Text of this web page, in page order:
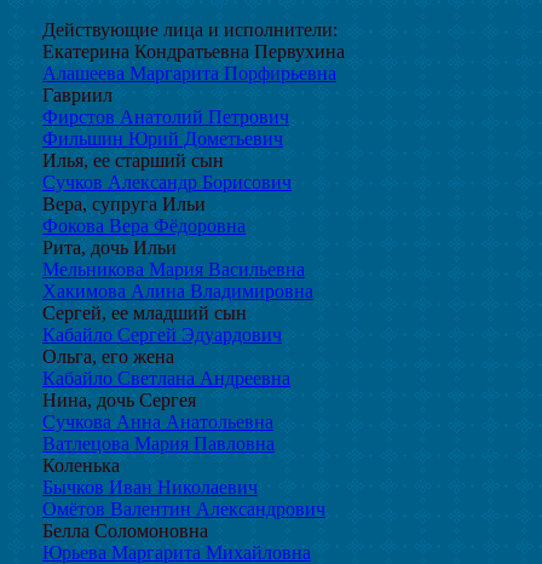
Действующие лица и исполнители:
Екатерина Кондратьевна Первухина
Алашеева Маргарита Порфирьевна
Гавриил
Фирстов Анатолий Петрович
Фильшин Юрий Дометьевич
Илья, ее старший сын
Сучков Александр Борисович
Вера, супруга Ильи
Фокова Вера Фёдоровна
Рита, дочь Ильи
Мельникова Мария Васильевна
Хакимова Алина Владимировна
Сергей, ее младший сын
Кабайло Сергей Эдуардович
Ольга, его жена
Кабайло Светлана Андреевна
Нина, дочь Сергея
Сучкова Анна Анатольевна
Ватлецова Мария Павловна
Коленька
Бычков Иван Николаевич
Омётов Валентин Александрович
Белла Соломоновна
Юрьева Маргарита Михайловна